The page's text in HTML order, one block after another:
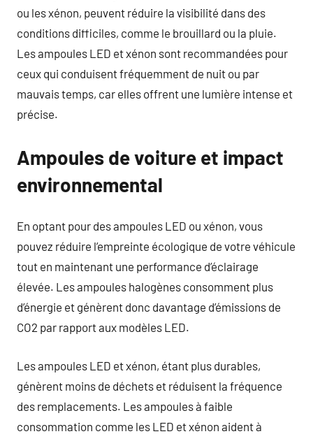
ou les xénon, peuvent réduire la visibilité dans des
conditions difficiles, comme le brouillard ou la pluie.
Les ampoules LED et xénon sont recommandées pour
ceux qui conduisent fréquemment de nuit ou par
mauvais temps, car elles offrent une lumière intense et
précise.
Ampoules de voiture et impact
environnemental
En optant pour des ampoules LED ou xénon, vous
pouvez réduire l’empreinte écologique de votre véhicule
tout en maintenant une performance d’éclairage
élevée. Les ampoules halogènes consomment plus
d’énergie et génèrent donc davantage d’émissions de
CO2 par rapport aux modèles LED.
Les ampoules LED et xénon, étant plus durables,
génèrent moins de déchets et réduisent la fréquence
des remplacements. Les ampoules à faible
consommation comme les LED et xénon aident à